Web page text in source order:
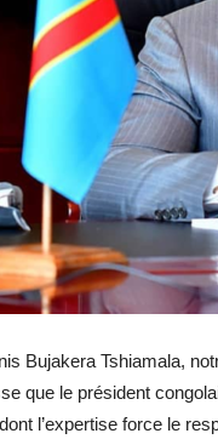
Bujakera Tshiamala,
que le président
l’expertise force le